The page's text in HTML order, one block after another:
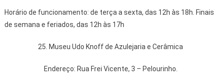
Horário de funcionamento: de terça a sexta, das 12h às 18h. Finais
de semana e feriados, das 12h às 17h
25. Museu Udo Knoff de Azulejaria e Cerâmica
Endereço: Rua Frei Vicente, 3 – Pelourinho.